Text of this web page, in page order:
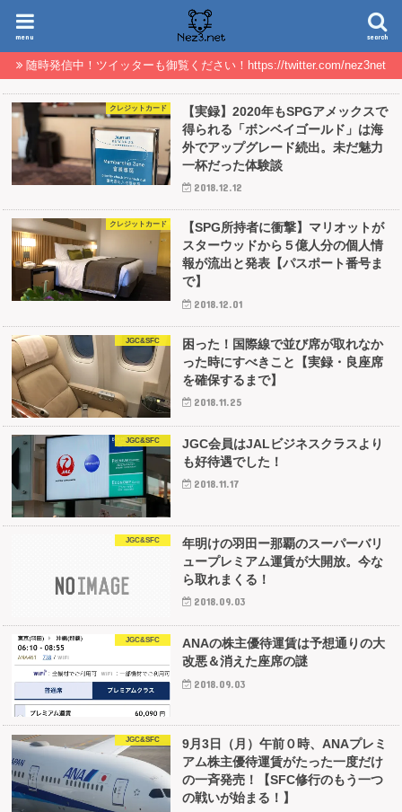
search
menu
随時発信中！ツイッターも御覧ください！https://twitter.com/nez3net
クレジットカード
【実録】2020年もSPGアメックスで
得られる「ボンベイゴールド」は海
外でアップグレード続出。未だ魅力
一杯だった体験談
2018.12.12
クレジットカード
【SPG所持者に衝撃】マリオットが
スターウッドから５億人分の個人情
報が流出と発表【パスポート番号ま
で】
2018.12.01
JGC&SFC
困った！国際線で並び席が取れなか
った時にすべきこと【実録・良座席
を確保するまで】
2018.11.25
JGC&SFC
JGC会員はJALビジネスクラスより
も好待遇でした！
2018.11.17
JGC&SFC
年明けの羽田ー那覇のスーパーバリ
ュープレミアム運賃が大開放。今な
ら取れまくる！
2018.09.03
JGC&SFC
ANAの株主優待運賃は予想通りの大
改悪＆消えた座席の謎
2018.09.03
JGC&SFC
9月3日（月）午前０時、ANAプレミ
アム株主優待運賃がたった一度だけ
の一斉発売！【SFC修行のもう一つ
の戦いが始まる！】